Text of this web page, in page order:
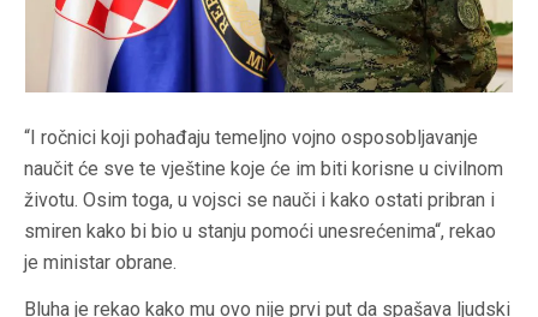
“I ročnici koji pohađaju temeljno vojno osposobljavanje
naučit će sve te vještine koje će im biti korisne u civilnom
životu. Osim toga, u vojsci se nauči i kako ostati pribran i
smiren kako bi bio u stanju pomoći unesrećenima“, rekao
je ministar obrane.
Bluha je rekao kako mu ovo nije prvi put da spašava ljudski